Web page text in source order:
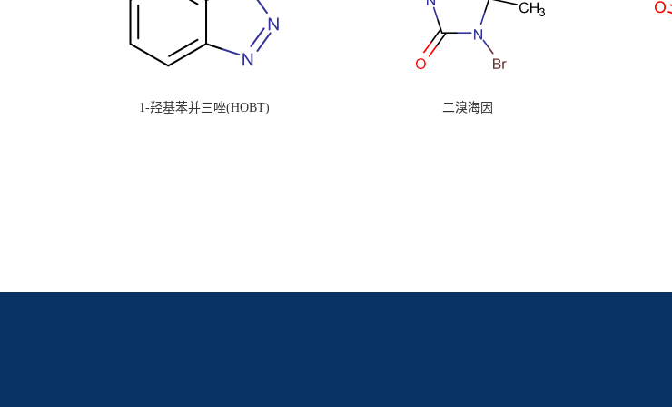
1-羟基苯并三唑(HOBT) 二溴海因